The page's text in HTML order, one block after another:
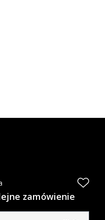
zamówienie